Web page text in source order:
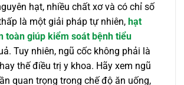
hạt, nhiều chất xơ và có chỉ số
là một giải pháp tự nhiên, hạt
toàn giúp kiểm soát bệnh tiểu
Tuy nhiên, ngũ cốc không phải là
thế điều trị y khoa. Hãy xem ngũ
quan trọng trong chế độ ăn uống,